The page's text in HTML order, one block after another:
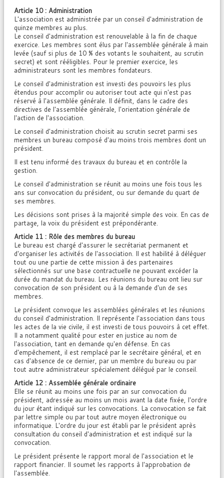
Article 10 : Administration
L'association est administrée par un conseil d'administration de
quinze membres au plus.
Le conseil d'administration est renouvelable à la fin de chaque
exercice. Les membres sont élus par l'assemblée générale à main
levée (sauf si plus de 10 % des votants le souhaitent, au scrutin
secret) et sont rééligibles. Pour le premier exercice, les
administrateurs sont les membres fondateurs.
Le conseil d'administration est investi des pouvoirs les plus
étendus pour accomplir ou autoriser tout acte qui n'est pas
réservé à l'assemblée générale. Il définit, dans le cadre des
directives de l'assemblée générale, l'orientation générale de
l'action de l'association.
Le conseil d'administration choisit au scrutin secret parmi ses
membres un bureau composé d'au moins trois membres dont un
président.
Il est tenu informé des travaux du bureau et en contrôle la
gestion.
Le conseil d'administration se réunit au moins une fois tous les
ans sur convocation du président, ou sur demande du quart de
ses membres.
Les décisions sont prises à la majorité simple des voix. En cas de
partage, la voix du président est prépondérante.
Article 11 : Rôle des membres du bureau
Le bureau est chargé d'assurer le secrétariat permanent et
d'organiser les activités de l'association. Il est habilité à déléguer
tout ou une partie de cette mission à des partenaires
sélectionnés sur une base contractuelle ne pouvant excéder la
durée du mandat du bureau. Les réunions du bureau ont lieu sur
convocation de son président ou à la demande d'un de ses
membres.
Le président convoque les assemblées générales et les réunions
du conseil d'administration. Il représente l'association dans tous
les actes de la vie civile, il est investi de tous pouvoirs à cet effet.
Il a notamment qualité pour ester en justice au nom de
l'association, tant en demande qu'en défense. En cas
d'empêchement, il est remplacé par le secrétaire général, et en
cas d'absence de ce dernier, par un membre du bureau ou par
tout autre administrateur spécialement délégué par le conseil.
Article 12 : Assemblée générale ordinaire
Elle se réunit au moins une fois par an sur convocation du
président, adressée au moins un mois avant la date fixée, l'ordre
du jour étant indiqué sur les convocations. La convocation se fait
par lettre simple ou par tout autre moyen électronique ou
informatique. L'ordre du jour est établi par le président après
consultation du conseil d'administration et est indiqué sur la
convocation.
Le président présente le rapport moral de l'association et le
rapport financier. Il soumet les rapports à l'approbation de
l'assemblée.